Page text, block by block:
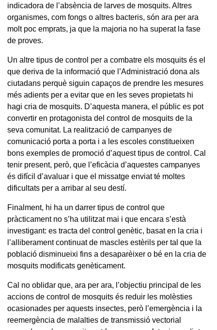
indicadora de l’absència de larves de mosquits. Altres
organismes, com fongs o altres bacteris, són ara per ara
molt poc emprats, ja que la majoria no ha superat la fase
de proves.
Un altre tipus de control per a combatre els mosquits és el
que deriva de la informació que l’Administració dona als
ciutadans perquè siguin capaços de prendre les mesures
més adients per a evitar que en les seves propietats hi
hagi cria de mosquits. D’aquesta manera, el públic es pot
convertir en protagonista del control de mosquits de la
seva comunitat. La realització de campanyes de
comunicació porta a porta i a les escoles constitueixen
bons exemples de promoció d’aquest tipus de control. Cal
tenir present, però, que l’eficàcia d’aquestes campanyes
és difícil d’avaluar i que el missatge enviat té moltes
dificultats per a arribar al seu destí.
Finalment, hi ha un darrer tipus de control que
pràcticament no s’ha utilitzat mai i que encara s’està
investigant: es tracta del control genètic, basat en la cria i
l’alliberament continuat de mascles estèrils per tal que la
població disminueixi fins a desaparèixer o bé en la cria de
mosquits modificats genèticament.
Cal no oblidar que, ara per ara, l’objectiu principal de les
accions de control de mosquits és reduir les molèsties
ocasionades per aquests insectes, però l’emergència i la
reemergència de malalties de transmissió vectorial